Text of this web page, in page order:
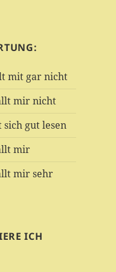
mit gar nicht
mir nicht
sich gut lesen
mir
mir sehr
ICH